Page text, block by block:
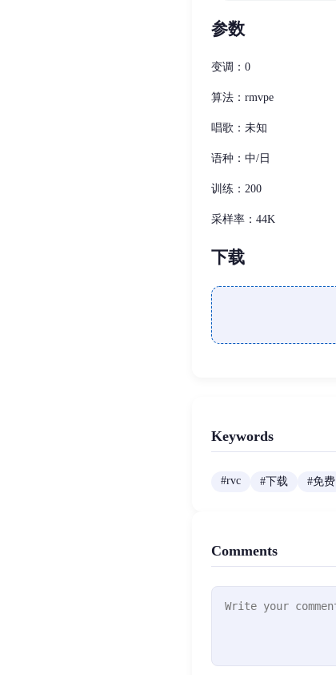
参数
变调：0
算法：rmvpe
唱歌：未知
语种：中/日
训练：200
采样率：44K
下载
Keywords
#rvc #下载 #免费
Comments